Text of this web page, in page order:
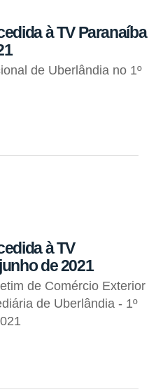
à TV Paranaíba
de Uberlândia no 1º
à TV
de 2021
de Comércio Exterior
de Uberlândia - 1º